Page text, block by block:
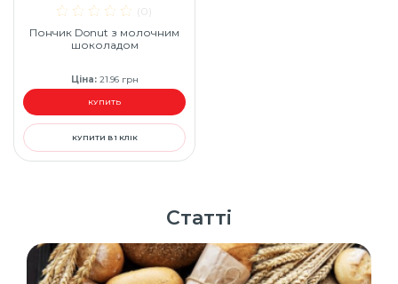
(0)
Пончик Donut з молочним
шоколадом
Ціна:21.96 грн
КУПИТЬ
КУПИТИ В 1 КЛІК
Статті